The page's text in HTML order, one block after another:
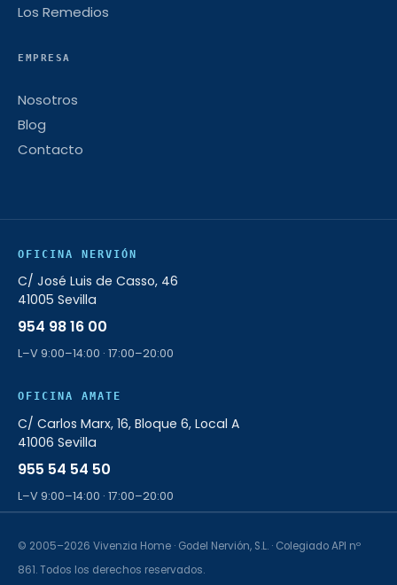
Los Remedios
EMPRESA
Nosotros
Blog
Contacto
OFICINA NERVIÓN
C/ José Luis de Casso, 46
41005 Sevilla
954 98 16 00
L–V 9:00–14:00 · 17:00–20:00
OFICINA AMATE
C/ Carlos Marx, 16, Bloque 6, Local A
41006 Sevilla
955 54 54 50
L–V 9:00–14:00 · 17:00–20:00
© 2005–2026 Vivenzia Home · Godel Nervión, S.L. · Colegiado API nº
861. Todos los derechos reservados.